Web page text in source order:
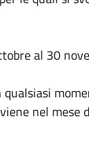
al 30
qualsiasi
nel mese